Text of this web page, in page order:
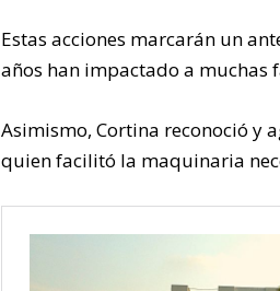
Estas acciones marcarán un
años han impactado a muchas
Asimismo, Cortina reconoció y
quien facilitó la maquinaria